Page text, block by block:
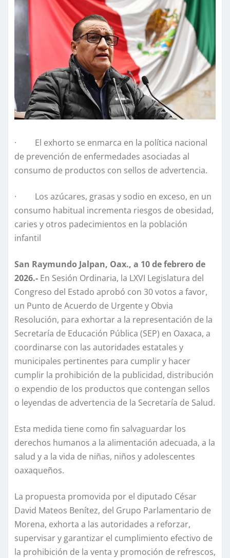
· El exhorto se enmarca en la política nacional
de prevención de enfermedades asociadas al
consumo de productos con sellos de advertencia.
· Los azúcares, grasas y sodio en exceso, en un
consumo habitual incrementa riesgos de obesidad,
caries y otros padecimientos en la población
infantil
San Raymundo Jalpan, Oax., a 10 de febrero de
2026.- En Sesión Ordinaria, la LXVI Legislatura del
Congreso del Estado aprobó con 30 votos a favor,
un Punto de Acuerdo de Urgente y Obvia
Resolución, para exhortar a la representación de la
Secretaría de Educación Pública (SEP) en Oaxaca, a
coordinarse con las autoridades estatales y
municipales pertinentes para cumplir y hacer
cumplir la prohibición de la publicidad, distribución
o expendio de los productos que contengan sellos
o leyendas de advertencia de la Secretaría de Salud.
Esta medida tiene como fin salvaguardar los
derechos humanos a la alimentación adecuada, a la
salud y a la vida de niñas, niños y adolescentes
oaxaqueños.
La propuesta promovida por el diputado César
David Mateos Benítez, del Grupo Parlamentario de
Morena, exhorta a las autoridades a reforzar,
supervisar y garantizar el cumplimiento efectivo de
la prohibición de la venta y promoción de refrescos,